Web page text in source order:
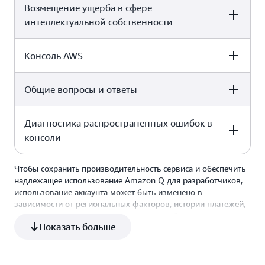
Да Да
Free Pro
Возмещение ущерба в сфере
интеллектуальной собственности
Free
Нет
Консоль AWS
Free
Общие вопросы и ответы
Free Pro
Диагностика распространенных ошибок в
консоли
Free Pro
Да Да
Чтобы сохранить производительность сервиса и обеспечить
надлежащее использование Amazon Q для разработчиков,
использование аккаунта может быть изменено в
зависимости от региональных факторов, истории платежей,
увеличение квоты. Подробнее см. в разделе
Показать больше